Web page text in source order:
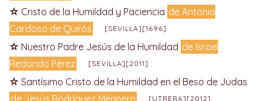
Cristo de la Humildad y Paciencia de Antonio
Cardoso de Quirós
[SEVILLA][1696]
Nuestro Padre Jesús de la Humildad de Israel
Redondo Pérez
[SEVILLA][2011]
Santísimo Cristo de la Humildad en el Beso de Judas
de Jesús Rodríguez Merinero
[UTRERA][2012]